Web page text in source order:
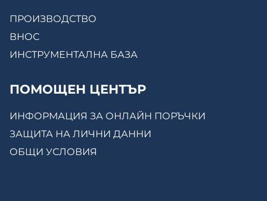
ПРОИЗВОДСТВО
ВНОС
ИНСТРУМЕНТАЛНА БАЗА
ПОМОЩЕН ЦЕНТЪР
ИНФОРМАЦИЯ ЗА ОНЛАЙН ПОРЪЧКИ
ЗАЩИТА НА ЛИЧНИ ДАННИ
ОБЩИ УСЛОВИЯ